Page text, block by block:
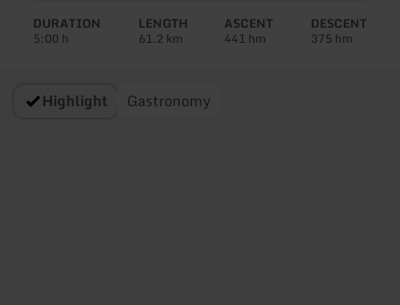
tour:
DURATION
5:00 h
LENGTH
61.2 km
ASCENT
441 hm
DESCENT
375 hm
Highlight Gastronomy